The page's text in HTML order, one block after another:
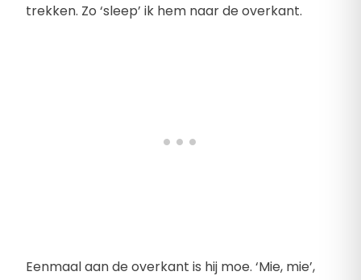
trekken. Zo ‘sleep’ ik hem naar de overkant.
Eenmaal aan de overkant is hij moe. ‘Mie, mie’,